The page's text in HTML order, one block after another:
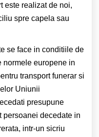
este realizat de noi,
spre capela sau
se face in conditiile de
normele europene in
transport funerar si
Uniunii
presupune
persoanei decedate in
intr-un sicriu